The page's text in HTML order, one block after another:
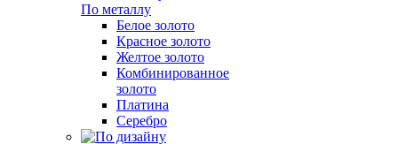
По металлу
Белое золото
Красное золото
Желтое золото
Комбинированное
золото
Платина
Серебро